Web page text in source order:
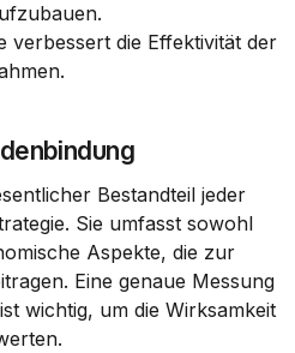
verbessert die Effektivität der
Bestandteil jeder
Sie umfasst sowohl
Aspekte, die zur
Eine genaue Messung
ist wichtig, um die Wirksamkeit